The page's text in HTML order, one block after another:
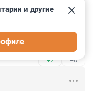
–0
нет опять😭
+2 –0
и другие